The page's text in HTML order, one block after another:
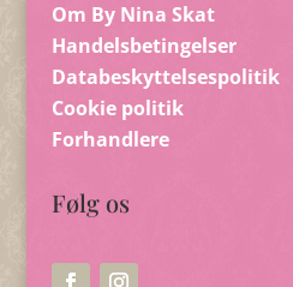
Om By Nina Skat
Handelsbetingelser
Databeskyttelsespolitik
Cookie politik
Forhandlere
Følg os